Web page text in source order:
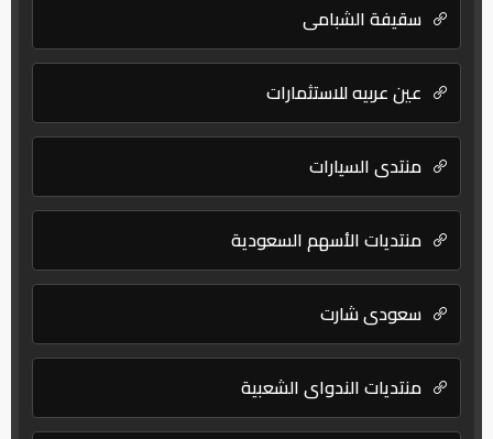
سقيفة الشبامي
عين عربيه للاستثمارات
منتدى السيارات
منتديات الأسهم السعودية
سعودي شارت
منتديات الندواي الشعبية